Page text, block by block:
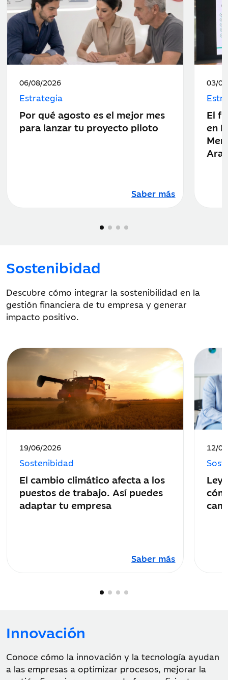
Fecha
de
publicación:
06/08/2026
Estrategia
Por qué agosto es el mejor mes
para lanzar tu proyecto piloto
Saber más
Fecha
de
03/
El
en
Sostenibidad
Descubre cómo integrar la sostenibilidad en la
gestión financiera de tu empresa y generar
impacto positivo.
Fecha
publicación:
19/06/2026
Sostenibidad
El cambio climático afecta a los
puestos de trabajo. Así puedes
adaptar tu empresa
Saber más
Fecha
12/
Ley
Innovación
Conoce cómo la innovación y la tecnología ayudan
a las empresas a optimizar procesos, mejorar la